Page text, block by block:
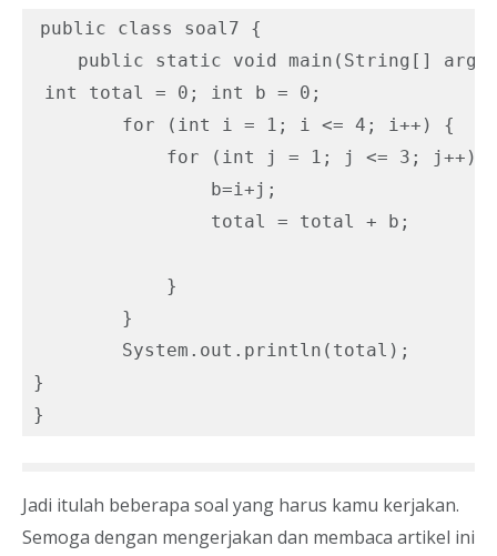
public class soal7 {
public static void main(String[]
int total = 0; int b = 0;
        for (int i = 1; i <= 4; i++) {
for (int j = 1; j <= 3; j++)
                b=i+j;
                total = total + b;
            }
        }
        System.out.println(total);
}
}
Jadi itulah beberapa soal yang harus kamu kerjakan.
Semoga dengan mengerjakan dan membaca artikel ini